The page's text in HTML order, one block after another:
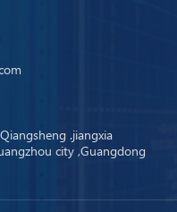
.jiangxia
city ,Guangdong